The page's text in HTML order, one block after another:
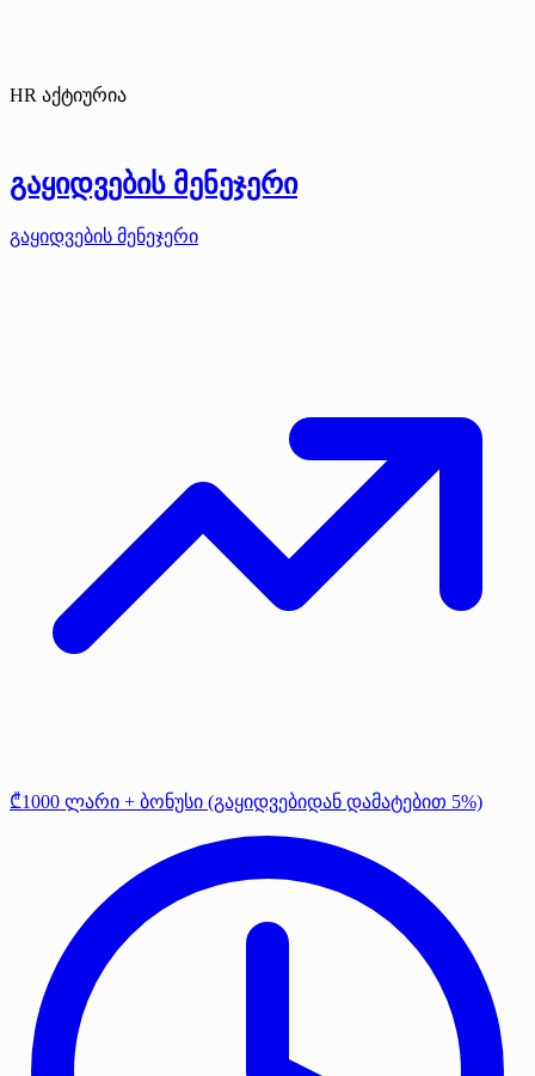
HR აქტიურია
გაყიდვების მენეჯერი
გაყიდვების მენეჯერი
₾1000 ლარი + ბონუსი (გაყიდვებიდან დამატებით 5%)